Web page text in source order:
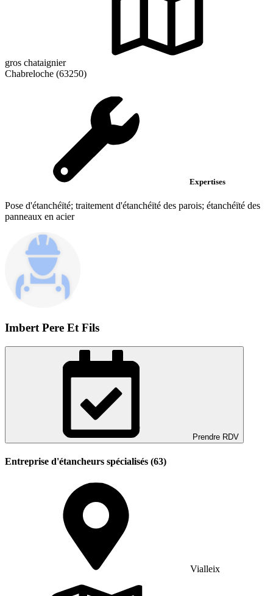
gros chataignier
Chabreloche (63250)
Expertises
Pose d'étanchéïté; traitement d'étanchéïté des parois; étanchéïté des
panneaux en acier
Imbert Pere Et Fils
Prendre RDV
Entreprise d'étancheurs spécialisés (63)
Vialleix